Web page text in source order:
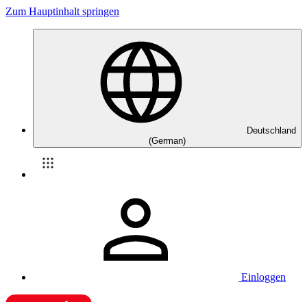
Zum Hauptinhalt springen
Deutschland
(German)
Einloggen